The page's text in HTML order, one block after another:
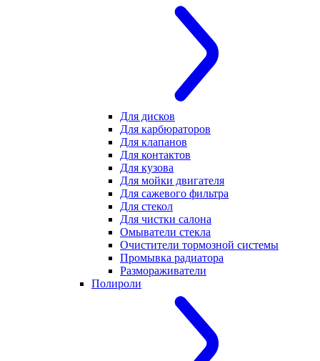
Для дисков
Для карбюраторов
Для клапанов
Для контактов
Для кузова
Для мойки двигателя
Для сажевого фильтра
Для стекол
Для чистки салона
Омыватели стекла
Очистители тормозной системы
Промывка радиатора
Размораживатели
Полироли